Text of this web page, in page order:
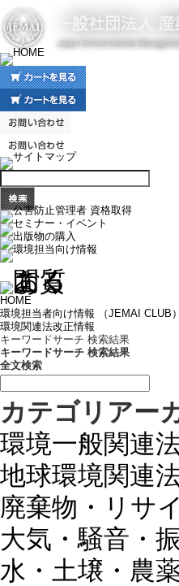
HOME
環境担当者向け情報 （JEMAI CLUB）
環境関連法改正情報
キーワードサーチ 検索結果
キーワードサーチ 検索結果
全文検索
カテゴリアー
環境一般関連
地球環境関連
廃棄物・リサ
大気・騒音・
水・土壌・農